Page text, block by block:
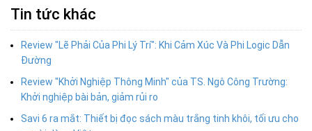
Tin tức khác
Review "Lẽ Phải Của Phi Lý Trí": Khi Cảm Xúc Và Phi Logic Dẫn
Đường
Review "Khởi Nghiệp Thông Minh" của TS. Ngô Công Trường:
Khởi nghiệp bài bản, giảm rủi ro
Savi 6 ra mắt: Thiết bị đọc sách màu trắng tinh khôi, tối ưu cho